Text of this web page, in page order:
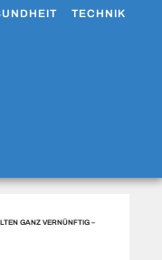
TECHNIK
GANZ VERNÜNFTIG –